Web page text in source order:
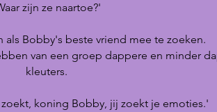
zijn ze naartoe?'
als Bobby's beste vriend mee te zoeken.
van een groep dappere en minder
kleuters.
koning Bobby, jij zoekt je emoties.'